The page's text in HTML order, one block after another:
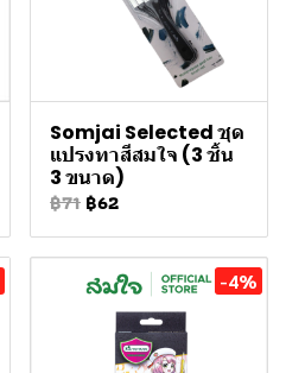
Somjai Selected ชุด
แปรงทาสีสมใจ (3 ชิ้น
3 ขนาด)
฿71 ฿62
-4%